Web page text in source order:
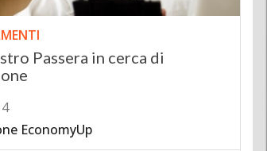
Passera in cerca di
EconomyUp